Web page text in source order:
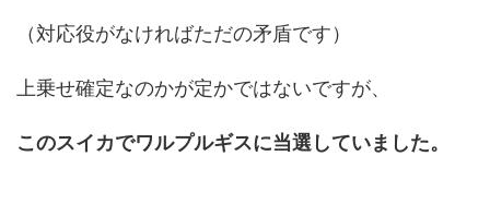
（対応役がなければただの矛盾です）
上乗せ確定なのかが定かではないですが、
このスイカでワルプルギスに当選していました。